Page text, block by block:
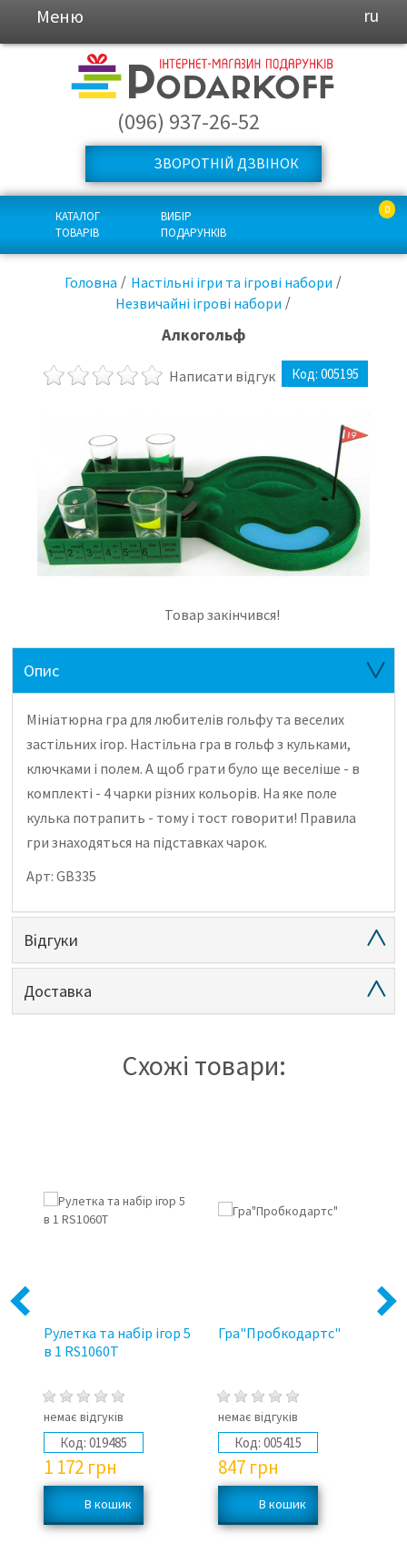
Меню ru
(096) 937-26-52
ЗВОРОТНІЙ ДЗВІНОК
КАТАЛОГ
ТОВАРІВ
ВИБІР
ПОДАРУНКІВ
0
Головна
Настільні ігри та ігрові набори
Незвичайні ігрові набори
Алкогольф
Написати відгук Код: 005195
Товар закінчився!
Опис
Мініатюрна гра для любителів гольфу та веселих
застільних ігор. Настільна гра в гольф з кульками,
ключками і полем. А щоб грати було ще веселіше - в
комплекті - 4 чарки різних кольорів. На яке поле
кулька потрапить - тому і тост говорити! Правила
гри знаходяться на підставках чарок.
Арт: GB335
Відгуки
Доставка
Схожі товари:
Previous
Рулетка та набір ігор 5
в 1 RS1060T
немає відгуків
Код: 019485
1 172 грн
Гра"Пробкодартс"
немає відгуків
Код: 005415
847 грн
Next